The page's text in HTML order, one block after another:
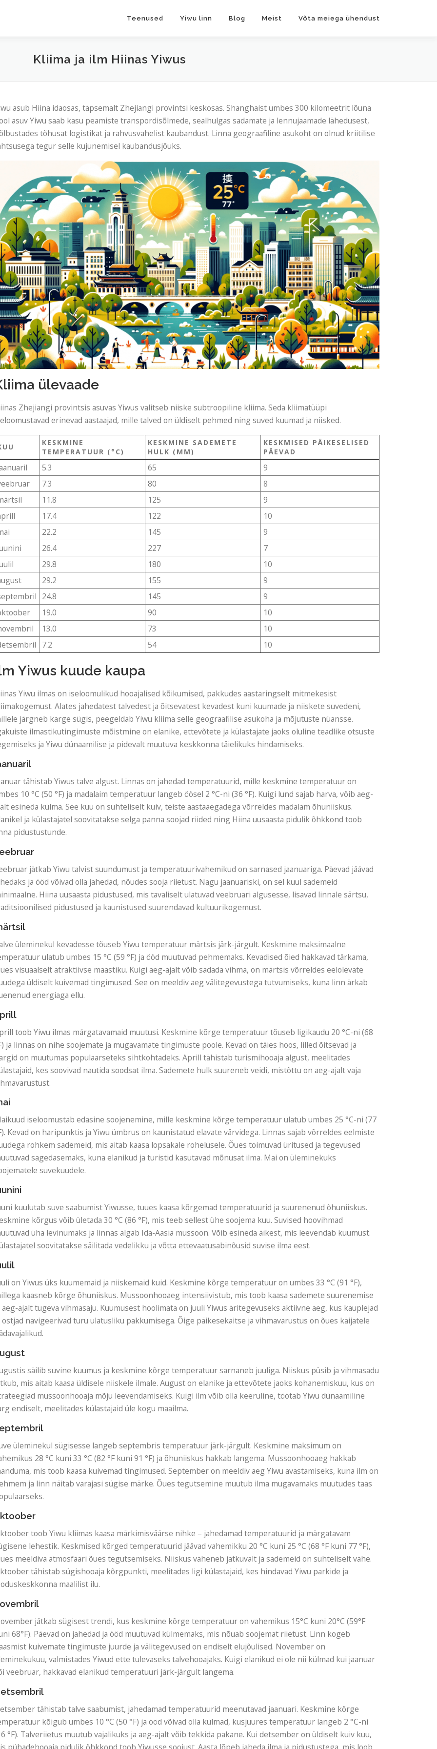
Teenused Yiwu linn Blog Meist Võta meiega ühendust
Kliima ja ilm Hiinas Yiwus
asub Hiina idaosas, täpsemalt Zhejiangi provintsi keskosas. Shanghaist umbes 300 kilomeetrit lõuna
asuv Yiwu saab kasu peamiste transpordisõlmede, sealhulgas sadamate ja lennujaamade lähedusest,
tõhusat logistikat ja rahvusvahelist kaubandust. Linna geograafiline asukoht on olnud kriitilise
tegur selle kujunemisel kaubandusjõuks.
ülevaade
Zhejiangi provintsis asuvas Yiwus valitseb niiske subtroopiline kliima. Seda kliimatüüpi
erinevad aastaajad, mille talved on üldiselt pehmed ning suved kuumad ja niisked.
KESKMINE
TEMPERATUUR (°C)
KESKMINE SADEMETE
HULK (MM)
KESKMISED PÄIKESELISED
PÄEVAD
5.3 65
9
7.3 80
8
11.8 125
9
17.4 122
10
22.2 145
9
26.4 227
7
29.8 180
10
29.2 155
9
24.8 145
9
19.0 90
10
13.0 73
10
7.2 54 10
Yiwus kuude kaupa
Yiwu ilmas on iseloomulikud hooajalised kõikumised, pakkudes aastaringselt mitmekesist
Alates jahedatest talvedest ja õitsevatest kevadest kuni kuumade ja niiskete suvedeni,
järgneb karge sügis, peegeldab Yiwu kliima selle geograafilise asukoha ja mõjutuste nüansse.
ilmastikutingimuste mõistmine on elanike, ettevõtete ja külastajate jaoks oluline teadlike otsuste
ja Yiwu dünaamilise ja pidevalt muutuva keskkonna täielikuks hindamiseks.
tähistab Yiwus talve algust. Linnas on jahedad temperatuurid, mille keskmine temperatuur on
10 °C (50 °F) ja madalaim temperatuur langeb öösel 2 °C-ni (36 °F). Kuigi lund sajab harva, võib aeg-
esineda külma. See kuu on suhteliselt kuiv, teiste aastaaegadega võrreldes madalam õhuniiskus.
ja külastajatel soovitatakse selga panna soojad riided ning Hiina uusaasta pidulik õhkkond toob
pidustustunde.
jätkab Yiwu talvist suundumust ja temperatuurivahemikud on sarnased jaanuariga. Päevad jäävad
ja ööd võivad olla jahedad, nõudes sooja riietust. Nagu jaanuariski, on sel kuul sademeid
Hiina uusaasta pidustused, mis tavaliselt ulatuvad veebruari algusesse, lisavad linnale särtsu,
pidustused ja kaunistused suurendavad kultuurikogemust.
üleminekul kevadesse tõuseb Yiwu temperatuur märtsis järk-järgult. Keskmine maksimaalne
ulatub umbes 15 °C (59 °F) ja ööd muutuvad pehmemaks. Kevadised õied hakkavad tärkama,
visuaalselt atraktiivse maastiku. Kuigi aeg-ajalt võib sadada vihma, on märtsis võrreldes eelolevate
üldiselt kuivemad tingimused. See on meeldiv aeg välitegevustega tutvumiseks, kuna linn ärkab
energiaga ellu.
toob Yiwu ilmas märgatavamaid muutusi. Keskmine kõrge temperatuur tõuseb ligikaudu 20 °C-ni (68
ja linnas on nihe soojemate ja mugavamate tingimuste poole. Kevad on täies hoos, lilled õitsevad ja
on muutumas populaarseteks sihtkohtadeks. Aprill tähistab turismihooaja algust, meelitades
kes soovivad nautida soodsat ilma. Sademete hulk suureneb veidi, mistõttu on aeg-ajalt vaja
iseloomustab edasine soojenemine, mille keskmine kõrge temperatuur ulatub umbes 25 °C-ni (77
Kevad on haripunktis ja Yiwu ümbrus on kaunistatud elavate värvidega. Linnas sajab võrreldes eelmiste
rohkem sademeid, mis aitab kaasa lopsakale rohelusele. Õues toimuvad üritused ja tegevused
sagedasemaks, kuna elanikud ja turistid kasutavad mõnusat ilma. Mai on üleminekuks
suvekuudele.
kuulutab suve saabumist Yiwusse, tuues kaasa kõrgemad temperatuurid ja suurenenud õhuniiskus.
kõrgus võib ületada 30 °C (86 °F), mis teeb sellest ühe soojema kuu. Suvised hoovihmad
üha levinumaks ja linnas algab Ida-Aasia mussoon. Võib esineda äikest, mis leevendab kuumust.
soovitatakse säilitada vedelikku ja võtta ettevaatusabinõusid suvise ilma eest.
on Yiwus üks kuumemaid ja niiskemaid kuid. Keskmine kõrge temperatuur on umbes 33 °C (91 °F),
kaasneb kõrge õhuniiskus. Mussoonhooaeg intensiivistub, mis toob kaasa sademete suurenemise
aeg-ajalt tugeva vihmasaju. Kuumusest hoolimata on juuli Yiwus äritegevuseks aktiivne aeg, kus kauplejad
ostjad navigeerivad turu ulatusliku pakkumisega. Õige päikesekaitse ja vihmavarustus on õues käijatele
säilib suvine kuumus ja keskmine kõrge temperatuur sarnaneb juuliga. Niiskus püsib ja vihmasadu
mis aitab kaasa üldisele niiskele ilmale. August on elanike ja ettevõtete jaoks kohanemiskuu, kus on
mussoonhooaja mõju leevendamiseks. Kuigi ilm võib olla keeruline, töötab Yiwu dünaamiline
endiselt, meelitades külastajaid üle kogu maailma.
üleminekul sügisesse langeb septembris temperatuur järk-järgult. Keskmine maksimum on
28 °C kuni 33 °C (82 °F kuni 91 °F) ja õhuniiskus hakkab langema. Mussoonhooaeg hakkab
mis toob kaasa kuivemad tingimused. September on meeldiv aeg Yiwu avastamiseks, kuna ilm on
ja linn näitab varajasi sügise märke. Õues tegutsemine muutub ilma mugavamaks muutudes taas
toob Yiwu kliimas kaasa märkimisväärse nihke – jahedamad temperatuurid ja märgatavam
lehestik. Keskmised kõrged temperatuurid jäävad vahemikku 20 °C kuni 25 °C (68 °F kuni 77 °F),
meeldiva atmosfääri õues tegutsemiseks. Niiskus väheneb jätkuvalt ja sademeid on suhteliselt vähe.
tähistab sügishooaja kõrgpunkti, meelitades ligi külastajaid, kes hindavad Yiwu parkide ja
maalilist ilu.
jätkab sügisest trendi, kus keskmine kõrge temperatuur on vahemikus 15°C kuni 20°C (59°F
68°F). Päevad on jahedad ja ööd muutuvad külmemaks, mis nõuab soojemat riietust. Linn kogeb
kuivemate tingimuste juurde ja välitegevused on endiselt elujõulised. November on
valmistades Yiwud ette tulevaseks talvehooajaks. Kuigi elanikud ei ole nii külmad kui jaanuar
veebruar, hakkavad elanikud temperatuuri järk-järgult langema.
tähistab talve saabumist, jahedamad temperatuurid meenutavad jaanuari. Keskmine kõrge
kõigub umbes 10 °C (50 °F) ja ööd võivad olla külmad, kusjuures temperatuur langeb 2 °C-ni
°F). Talveriietus muutub vajalikuks ja aeg-ajalt võib tekkida pakane. Kui detsember on üldiselt kuiv kuu,
pühadehooaja pidulik õhkkond toob Yiwusse soojust. Aasta lõpeb jaheda ilma ja pidustustega, mis loob